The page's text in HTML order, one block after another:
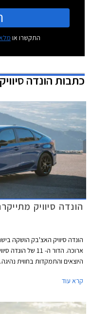
התקשרו או
כתבותהונדה סיוויק 3
הונדה סיוויק
הונדה סיוויק האצ'בק הושקה
ארוכה. הדור ה- 11
היוצאים והתמקדות בחווית
האצ'בק המשווקת עם יחידת
קרא עוד